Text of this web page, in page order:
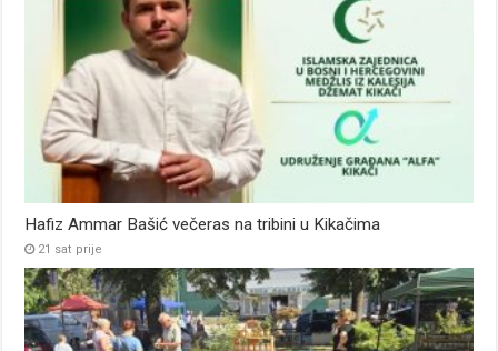
Hafiz Ammar Bašić večeras na tribini u Kikačima
21 sat prije